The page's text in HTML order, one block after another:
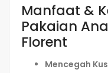
Manfaat &
Pakaian
Florent
Mencegah